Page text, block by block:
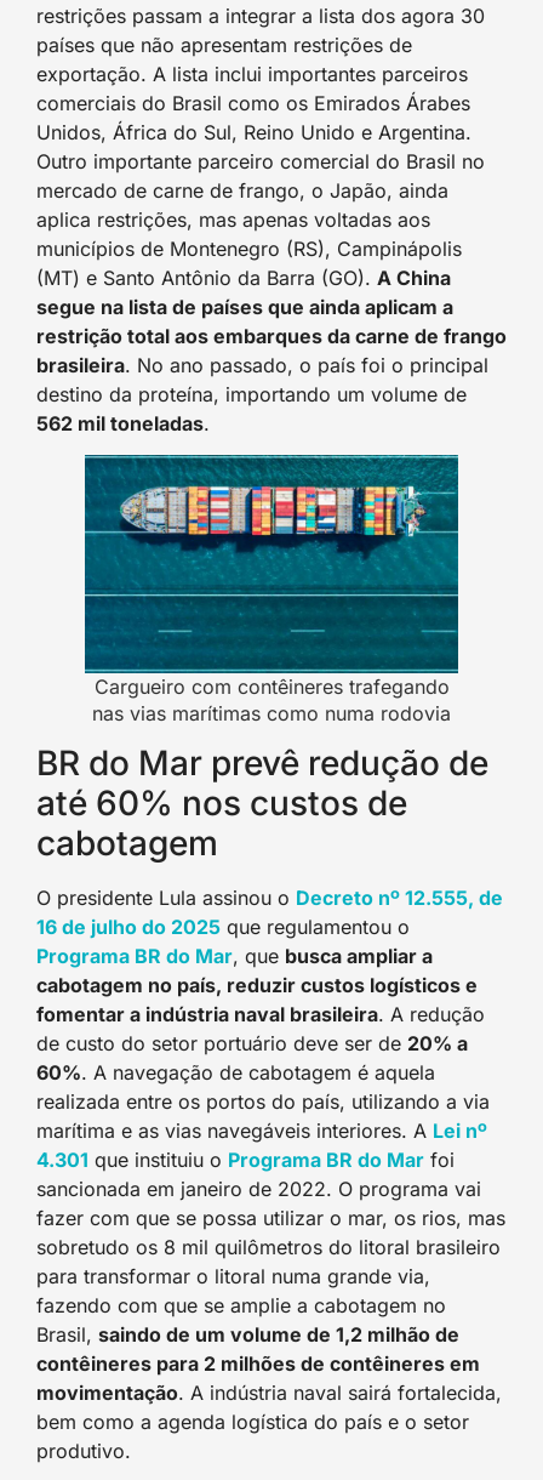
restrições passam a integrar a lista dos agora 30
países que não apresentam restrições de
exportação. A lista inclui importantes parceiros
comerciais do Brasil como os Emirados Árabes
Unidos, África do Sul, Reino Unido e Argentina.
Outro importante parceiro comercial do Brasil no
mercado de carne de frango, o Japão, ainda
aplica restrições, mas apenas voltadas aos
municípios de Montenegro (RS), Campinápolis
(MT) e Santo Antônio da Barra (GO). A China
segue na lista de países que ainda aplicam a
restrição total aos embarques da carne de frango
brasileira. No ano passado, o país foi o principal
destino da proteína, importando um volume de
562 mil toneladas.
Cargueiro com contêineres trafegando
nas vias marítimas como numa rodovia
BR do Mar prevê redução de
até 60% nos custos de
cabotagem
O presidente Lula assinou o Decreto nº 12.555, de
16 de julho do 2025 que regulamentou o
Programa BR do Mar, que busca ampliar a
cabotagem no país, reduzir custos logísticos e
fomentar a indústria naval brasileira. A redução
de custo do setor portuário deve ser de 20% a
60%. A navegação de cabotagem é aquela
realizada entre os portos do país, utilizando a via
marítima e as vias navegáveis interiores. A Lei nº
4.301 que instituiu o Programa BR do Mar foi
sancionada em janeiro de 2022. O programa vai
fazer com que se possa utilizar o mar, os rios, mas
sobretudo os 8 mil quilômetros do litoral brasileiro
para transformar o litoral numa grande via,
fazendo com que se amplie a cabotagem no
Brasil, saindo de um volume de 1,2 milhão de
contêineres para 2 milhões de contêineres em
movimentação. A indústria naval sairá fortalecida,
bem como a agenda logística do país e o setor
produtivo.